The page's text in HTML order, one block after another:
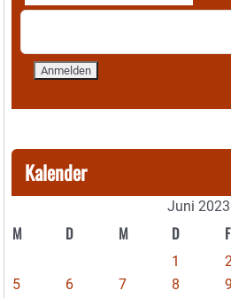
Kalender
Juni 2023
M D M D F
1
5
6 7 8 9